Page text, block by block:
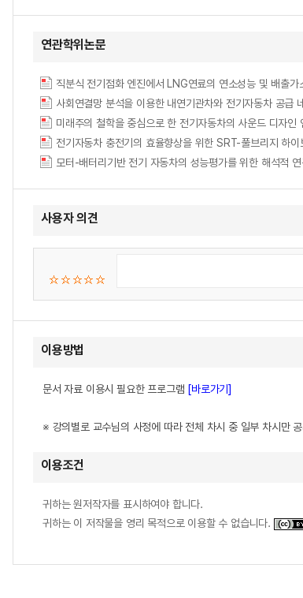
연관학위논문
직분식 전기점화 엔진에서 LNG연료의 연소성능 및 배출가
사회연결망 분석을 이용한 내연기관차와 전기자동차 공급
미래주의 철학을 중심으로 한 전기자동차의 사운드
전기자동차 충전기의 효율향상을 위한 SRT-풀브리
모터-배터리기반 전기 자동차의 성능평가를 위한
사용자 의견
이용방법
문서 자료 이용시 필요한 프로그램 [바로가기]
※ 강의별로 교수님의 사정에 따라 전체 차시 중 일부 차시만
이용조건
귀하는 원저작자를 표시하여야 합니다.
귀하는 이 저작물을 영리 목적으로 이용할 수 없습니다.